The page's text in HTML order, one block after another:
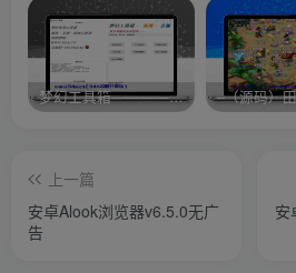
梦幻工具箱————-免费
上一篇
安卓Alook浏览器v6.5.0无广
告
安